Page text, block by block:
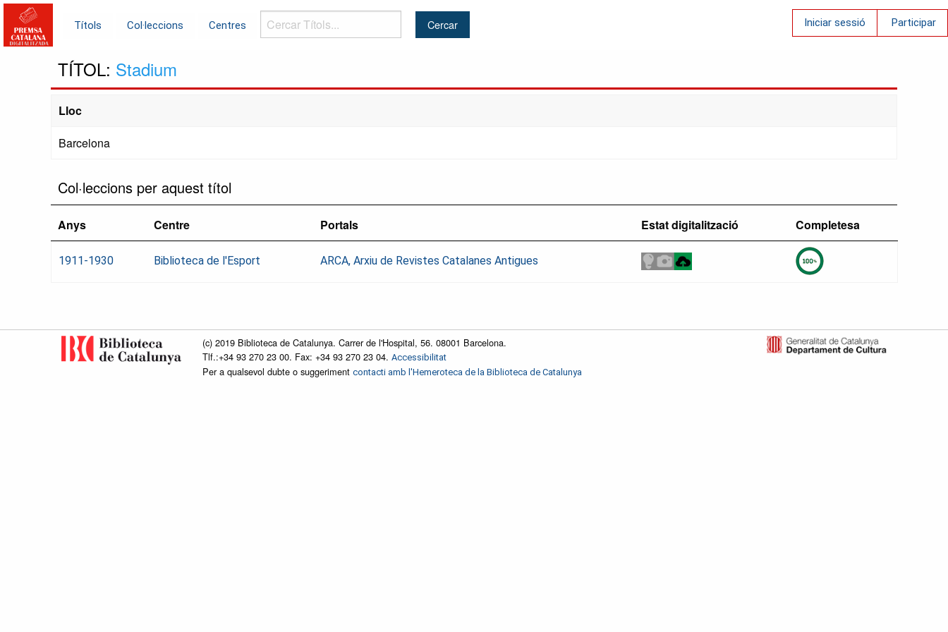
Títols Col·leccions Centres
Cercar
Títols...
Iniciar sessió Participar
TÍTOL: Stadium
Lloc
Barcelona
Col·leccions per aquest títol
Anys Centre Portals Estat digitalització Completesa
1911-1930 Biblioteca de l'Esport ARCA, Arxiu de Revistes Catalanes Antigues
(c) 2019 Biblioteca de Catalunya. Carrer de l'Hospital, 56. 08001 Barcelona.
Tlf.:+34 93 270 23 00. Fax: +34 93 270 23 04. Accessibilitat
Per a qualsevol dubte o suggeriment contacti amb l'Hemeroteca de la Biblioteca de Catalunya